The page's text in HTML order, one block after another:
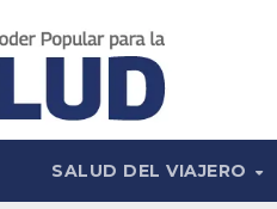
SALUD DEL VIAJERO